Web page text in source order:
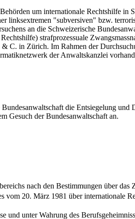
um internationale Rechtshilfe in
linksextremen "subversiven" bzw.
an die Schweizerische
strafprozessuale
C. in Zürich. Im Rahmen der
der Anwaltskanzlei
die Entsiegelung
Gesuch der Bundesanwaltschaft an.
nach den Bestimmungen über
vom 20. März 1981 über internationale
und unter Wahrung des